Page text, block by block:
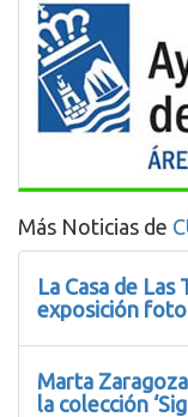
Más Noticias de
La Casa de
exposición
Marta
la colección